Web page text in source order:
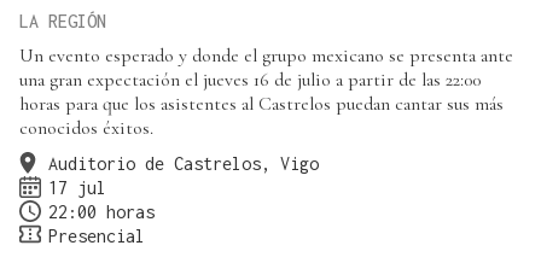
LA REGIÓN
Un evento esperado y donde el grupo mexicano se presenta ante
una gran expectación el jueves 16 de julio a partir de las 22:00
horas para que los asistentes al Castrelos puedan cantar sus más
conocidos éxitos.
Auditorio de Castrelos, Vigo
17 jul
22:00 horas
Presencial